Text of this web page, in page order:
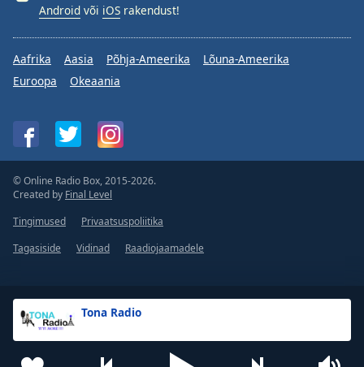
Tona Radio
Android või iOS rakendust!
Aafrika Aasia Põhja-Ameerika
Lõuna-Ameerika
Euroopa
Okeaania
© Online Radio Box, 2015-2026.
Created by Final Level
Tingimused
Privaatsuspoliitika
Tagasiside
Vidinad Raadiojaamadele